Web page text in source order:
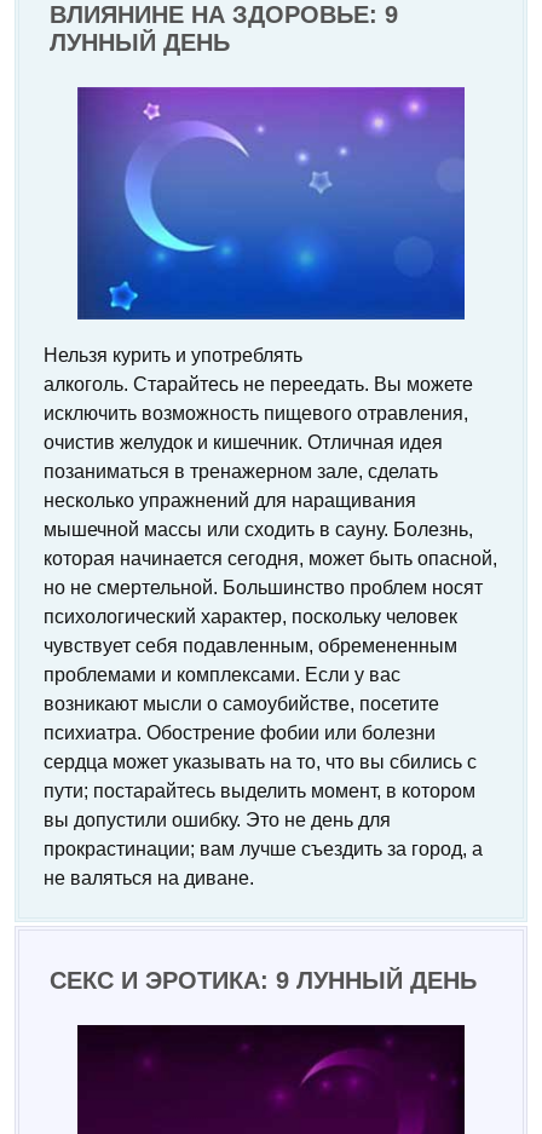
ВЛИЯНИНЕ НА ЗДОРОВЬЕ: 9
ЛУННЫЙ ДЕНЬ
Нельзя курить и употреблять
алкоголь. Старайтесь не переедать. Вы можете
исключить возможность пищевого отравления,
очистив желудок и кишечник. Отличная идея
позаниматься в тренажерном зале, сделать
несколько упражнений для наращивания
мышечной массы или сходить в сауну. Болезнь,
которая начинается сегодня, может быть опасной,
но не смертельной. Большинство проблем носят
психологический характер, поскольку человек
чувствует себя подавленным, обремененным
проблемами и комплексами. Если у вас
возникают мысли о самоубийстве, посетите
психиатра. Обострение фобии или болезни
сердца может указывать на то, что вы сбились с
пути; постарайтесь выделить момент, в котором
вы допустили ошибку. Это не день для
прокрастинации; вам лучше съездить за город, а
не валяться на диване.
СЕКС И ЭРОТИКА: 9 ЛУННЫЙ ДЕНЬ